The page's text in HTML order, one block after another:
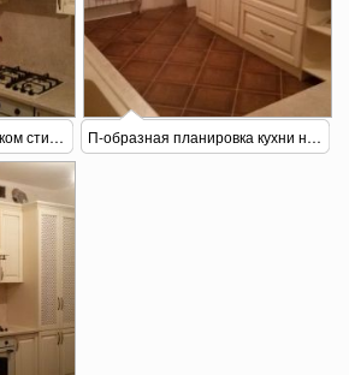
Белая кухня в классическом стиле П-образная планировка кухни на заказ